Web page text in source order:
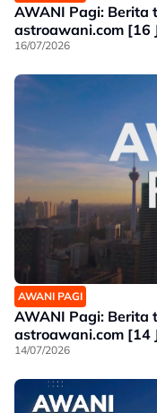
AWANI Pagi: Berita
astroawani.com [16
16/07/2026
AWANI PAGI
AWANI Pagi: Berita
astroawani.com [14
14/07/2026